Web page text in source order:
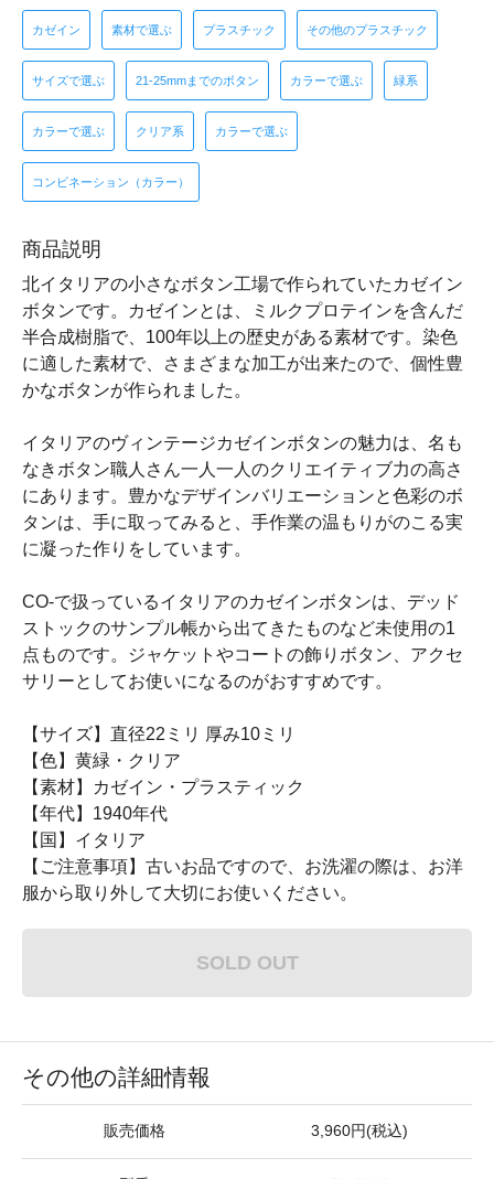
カゼイン 素材で選ぶ プラスチック その他のプラスチック
サイズで選ぶ 21-25mmまでのボタン カラーで選ぶ 緑系
カラーで選ぶ クリア系 カラーで選ぶ
コンビネーション（カラー）
商品説明
北イタリアの小さなボタン工場で作られていたカゼイン
ボタンです。カゼインとは、ミルクプロテインを含んだ
半合成樹脂で、100年以上の歴史がある素材です。染色
に適した素材で、さまざまな加工が出来たので、個性豊
かなボタンが作られました。
イタリアのヴィンテージカゼインボタンの魅力は、名も
なきボタン職人さん一人一人のクリエイティブ力の高さ
にあります。豊かなデザインバリエーションと色彩のボ
タンは、手に取ってみると、手作業の温もりがのこる実
に凝った作りをしています。
CO-で扱っているイタリアのカゼインボタンは、デッド
ストックのサンプル帳から出てきたものなど未使用の1
点ものです。ジャケットやコートの飾りボタン、アクセ
サリーとしてお使いになるのがおすすめです。
【サイズ】直径22ミリ 厚み10ミリ
【色】黄緑・クリア
【素材】カゼイン・プラスティック
【年代】1940年代
【国】イタリア
【ご注意事項】古いお品ですので、お洗濯の際は、お洋
服から取り外して大切にお使いください。
SOLD OUT
その他の詳細情報
販売価格 3,960円(税込)